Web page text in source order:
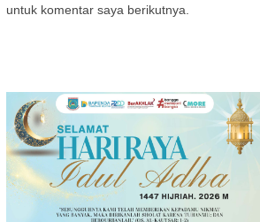
untuk komentar saya berikutnya.